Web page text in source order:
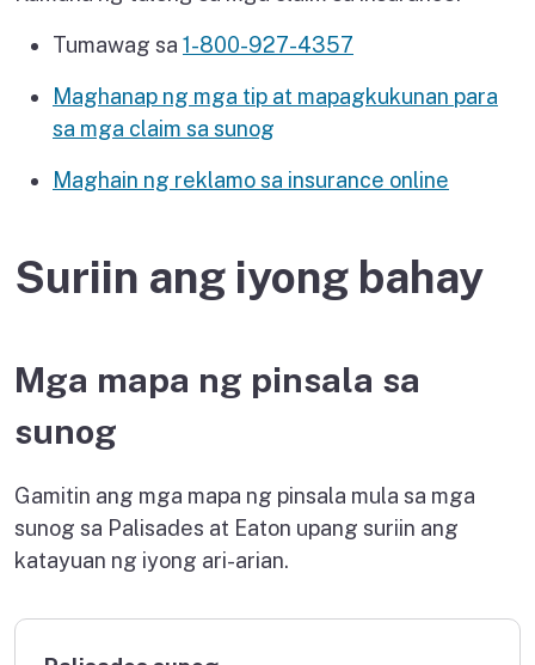
Tumawag sa 1-800-927-4357
Maghanap ng mga tip at mapagkukunan para
sa mga claim sa sunog
Maghain ng reklamo sa insurance online
Suriin ang iyong bahay
Mga mapa ng pinsala sa
sunog
Gamitin ang mga mapa ng pinsala mula sa mga
sunog sa Palisades at Eaton upang suriin ang
katayuan ng iyong ari-arian.